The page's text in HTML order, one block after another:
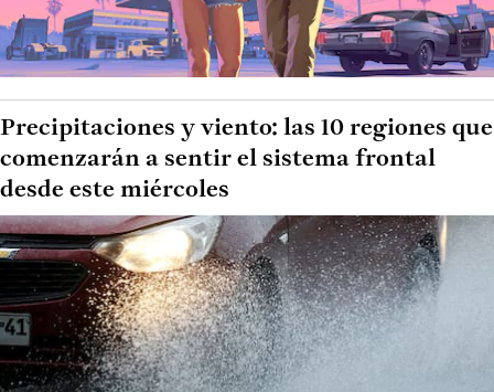
Precipitaciones y viento: las 10 regiones que
comenzarán a sentir el sistema frontal
desde este miércoles